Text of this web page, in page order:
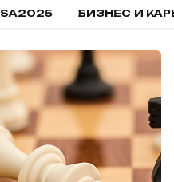
SA2025 БИЗНЕС И